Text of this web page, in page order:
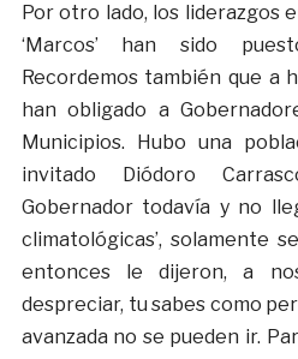
Por otro lado, los liderazgos
‘Marcos’ han sido
Recordemos también que a
han obligado a
Municipios. Hubo una
invitado Diódoro
Gobernador todavía y no
climatológicas’, solamente
entonces le dijeron, a
despreciar, tu sabes como
avanzada no se pueden ir.